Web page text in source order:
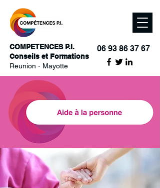
COMPETENCES P.I.
Conseils et Formations
Reunion - Mayotte
06 93 86 37 67